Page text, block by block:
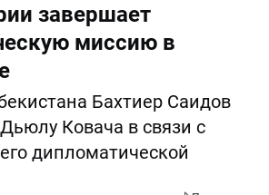
завершает
миссию в
Бахтиер Саидов
Ковача в связи с
дипломатической